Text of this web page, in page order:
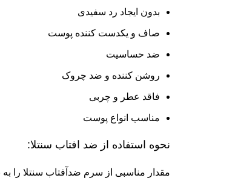
بدون ایجاد رد سفیدی
صاف و یکدست کننده پوست
ضد حساسیت
روشن کننده و ضد چروک
فاقد عطر و چربی
مناسب انواع پوست
نحوه استفاده از ضد افتاب سنتلا:
مقدار مناسبی از سرم ضدآفتاب سنتلا را